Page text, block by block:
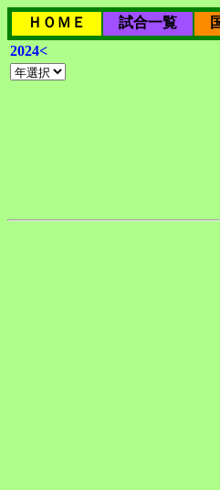
ＨＯＭＥ 試合一覧
2024<